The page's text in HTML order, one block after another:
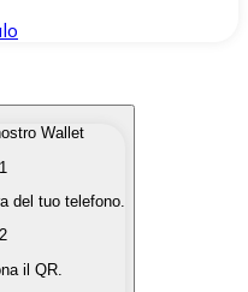
ti interessano in modo
in valuta fiat quando ne
Wallet
1
del tuo telefono.
2
il QR.